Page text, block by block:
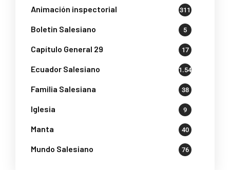
Animación inspectorial 311
Boletin Salesiano 5
Capítulo General 29 17
Ecuador Salesiano 1.541
Familia Salesiana 38
Iglesia 9
Manta 40
Mundo Salesiano 76